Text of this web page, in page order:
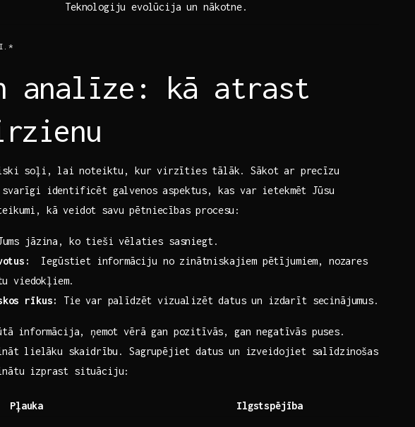
Teknologiju evolūcija un nākotne.
analīze: ‍kā atrast
soļi, ⁣lai ⁢noteiktu, kur ⁢virzīties⁢ tālāk. Sākot ar precīzu
identificēt galvenos aspektus, kas var ietekmēt​ Jūsu‌
kā veidot savu pētniecības procesu:
jāzina, ko tieši vēlaties‍ sasniegt.
⁤ Iegūstiet informāciju no ⁤zinātniskajiem ​pētījumiem, nozares
viedokļiem.
rīkus:
Tie var⁢ palīdzēt ​vizualizēt datus un izdarīt ‍secinājumus.
informācija, ņemot vērā gan​ pozitīvās, ​gan negatīvās puses.⁤
⁣lielāku skaidrību. Sagrupējiet datus un ‌izveidojiet ⁣salīdzinošas
izprast situāciju:
Pļauka Ilgstspējība